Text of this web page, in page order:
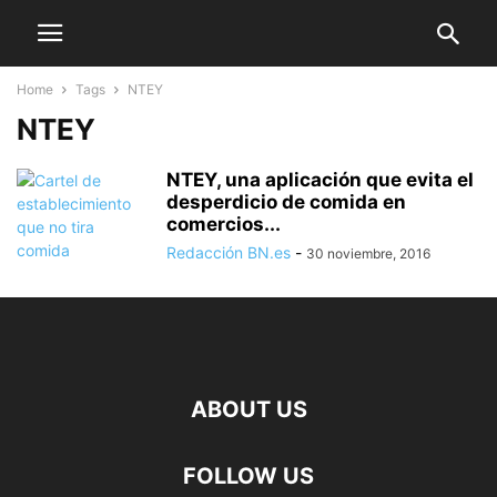
Home Tags NTEY
NTEY
NTEY, una aplicación que evita el
desperdicio de comida en
comercios...
Redacción BN.es - 30 noviembre, 2016
ABOUT US
FOLLOW US